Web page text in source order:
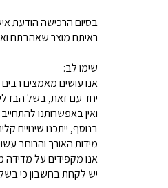
בסיום הרכישה הודעת
ראיתם מוצר שאהבתם ואין
שימו לב:
אנו עושים מאמצים
יחד עם זאת, בשל
ואין באפשרותנו
בנוסף, ייתכנו שינויים
מידות האורך והרוחב עשויות
אנו מקפידים על מדידה
יש לקחת בחשבון כי בשל